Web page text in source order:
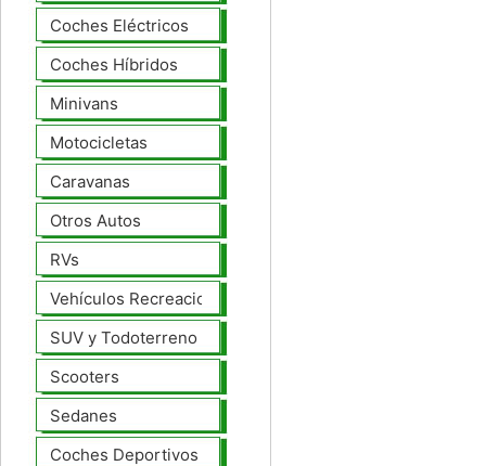
Coches Eléctricos
Coches Híbridos
Minivans
Motocicletas
Caravanas
Otros Autos
RVs
Vehículos Recreacionales
SUV y Todoterreno
Scooters
Sedanes
Coches Deportivos